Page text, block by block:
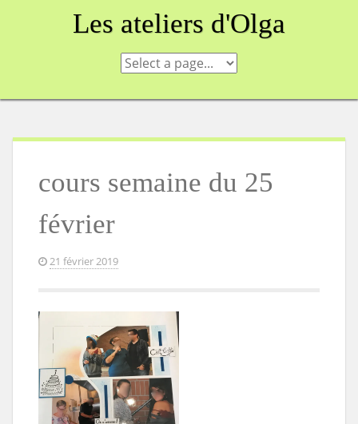
Les ateliers d'Olga
cours semaine du 25
février
21 février 2019